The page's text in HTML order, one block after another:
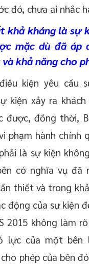
đó, chưa ai nhắc
khả kháng là sự
mặc dù đã áp
khả năng cho
kiện yêu cầu
kiện xảy ra
đồng thời,
phạm hành chính
là sự kiện
có nghĩa vụ đã
thiết và trong
động của sự kiện
2015 không làm
lực của một bên
phép của bên